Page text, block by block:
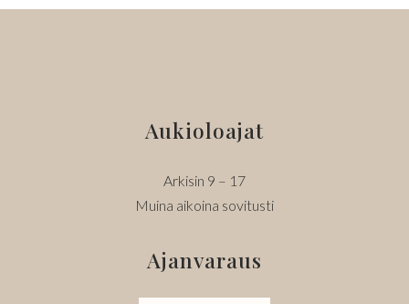
Aukioloajat
Arkisin 9 – 17
Muina aikoina sovitusti
Ajanvaraus